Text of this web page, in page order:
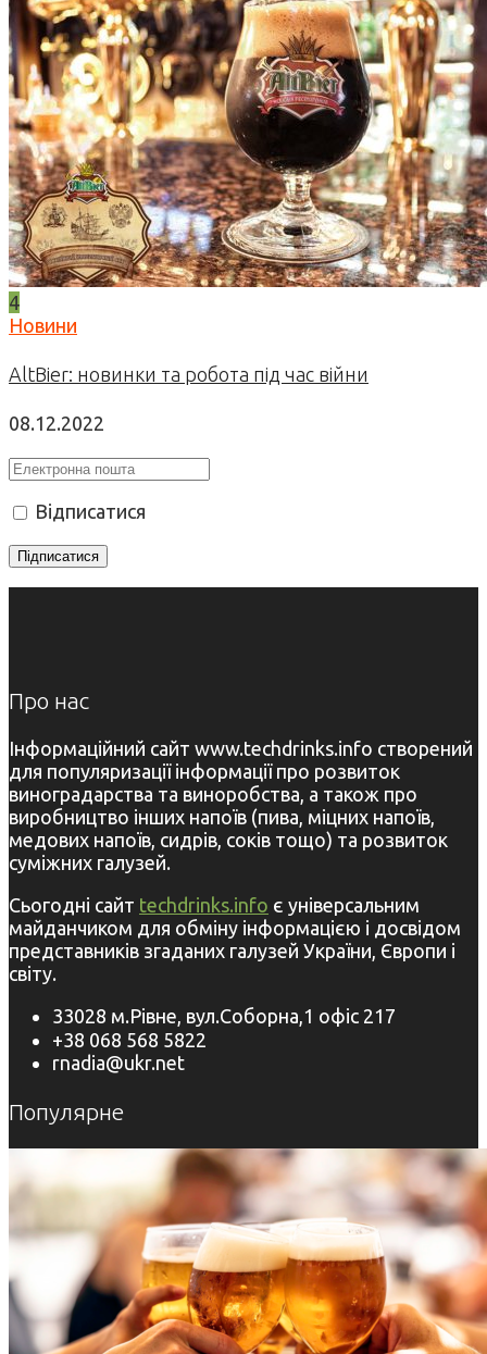
4
Новини
AltBier: новинки та робота під час війни
08.12.2022
Відписатися
Про нас
Інформаційний сайт www.techdrinks.info створений
для популяризації інформації про розвиток
виноградарства та виноробства, а також про
виробництво інших напоїв (пива, міцних напоїв,
медових напоїв, сидрів, соків тощо) та розвиток
суміжних галузей.
Сьогодні сайт techdrinks.info є універсальним
майданчиком для обміну інформацією і досвідом
представників згаданих галузей України, Європи і
світу.
33028 м.Рівне, вул.Соборна,1 офіс 217
+38 068 568 5822
rnadia@ukr.net
Популярне